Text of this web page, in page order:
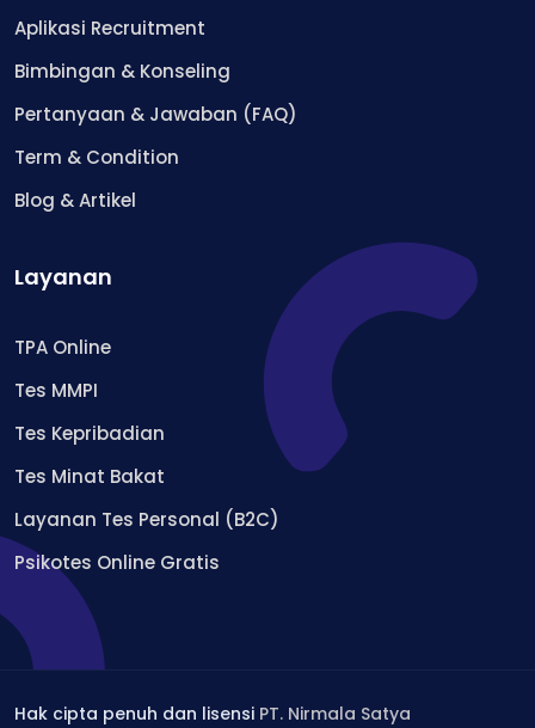
Aplikasi Recruitment
Bimbingan & Konseling
Pertanyaan & Jawaban (FAQ)
Term & Condition
Blog & Artikel
Layanan
TPA Online
Tes MMPI
Tes Kepribadian
Tes Minat Bakat
Layanan Tes Personal (B2C)
Psikotes Online Gratis
Hak cipta penuh dan lisensi PT. Nirmala Satya